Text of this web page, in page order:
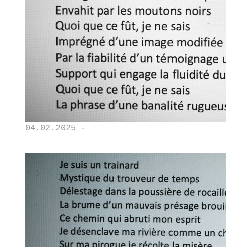
04.02.2025 -